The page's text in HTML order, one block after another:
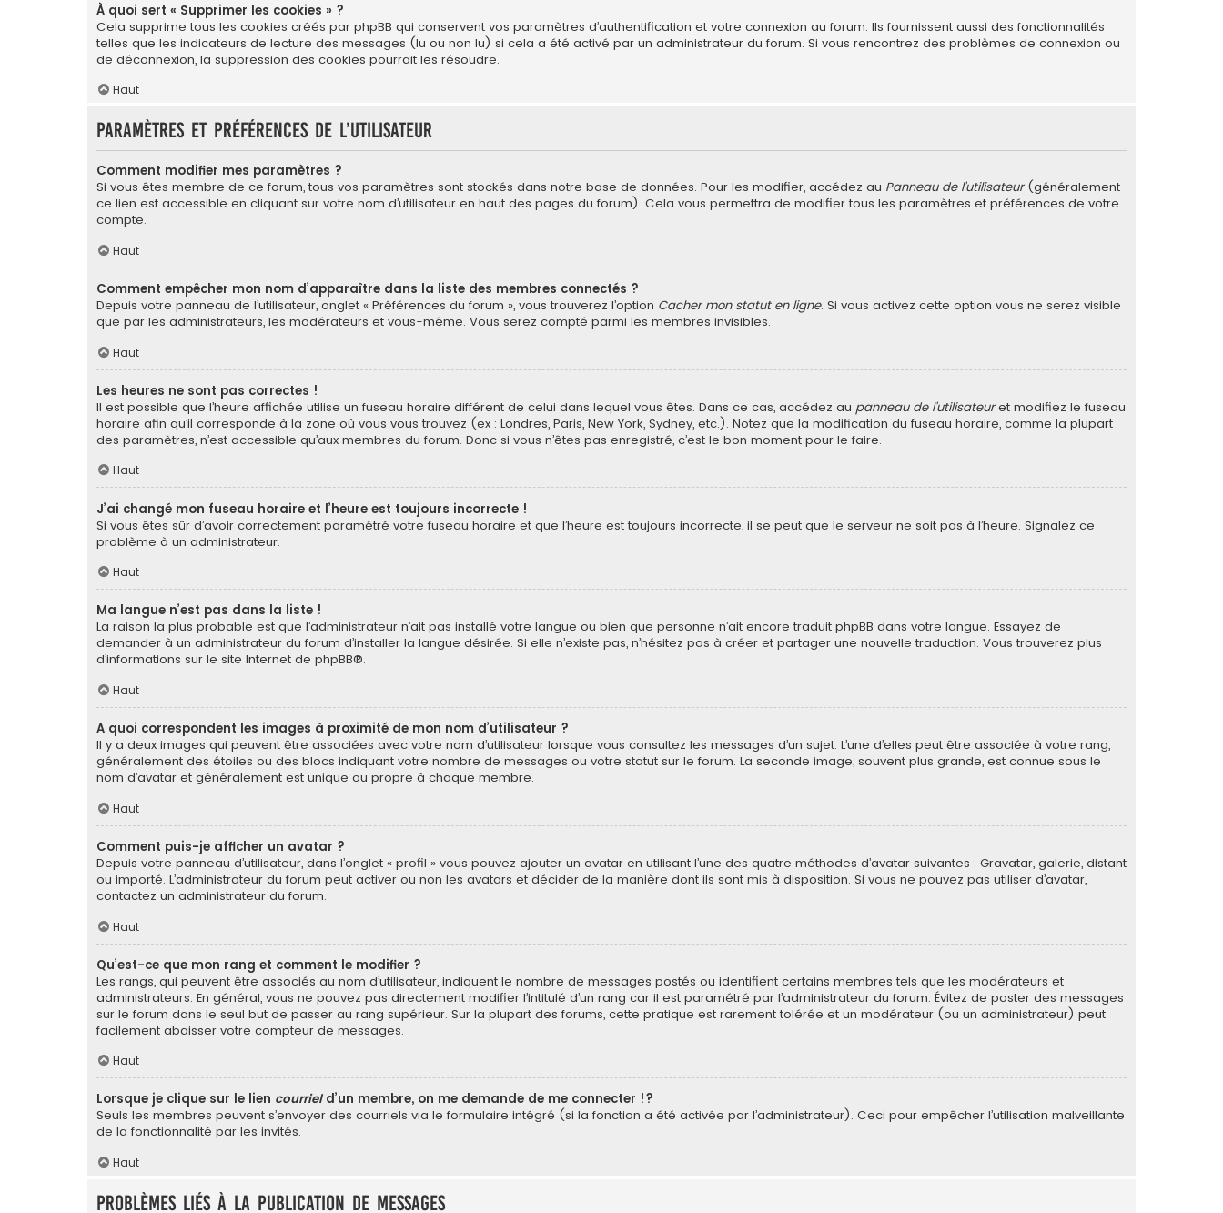
À quoi sert « Supprimer les cookies » ?
Cela supprime tous les cookies créés par phpBB qui conservent vos paramètres d’authentification et votre connexion au forum. Ils fournissent aussi des fonctionnalités
telles que les indicateurs de lecture des messages (lu ou non lu) si cela a été activé par un administrateur du forum. Si vous rencontrez des problèmes de connexion ou
de déconnexion, la suppression des cookies pourrait les résoudre.
Haut
Paramètres et préférences de l’utilisateur
Comment modifier mes paramètres ?
Si vous êtes membre de ce forum, tous vos paramètres sont stockés dans notre base de données. Pour les modifier, accédez au Panneau de l’utilisateur(généralement
ce lien est accessible en cliquant sur votre nom d’utilisateur en haut des pages du forum). Cela vous permettra de modifier tous les paramètres et préférences de votre
compte.
Haut
Comment empêcher mon nom d’apparaître dans la liste des membres connectés ?
Depuis votre panneau de l’utilisateur, onglet « Préférences du forum », vous trouverez l’option Cacher mon statut en ligne. Si vous activez cette option vous ne serez visible
que par les administrateurs, les modérateurs et vous-même. Vous serez compté parmi les membres invisibles.
Haut
Les heures ne sont pas correctes !
Il est possible que l’heure affichée utilise un fuseau horaire différent de celui dans lequel vous êtes. Dans ce cas, accédez au panneau de l’utilisateuret modifiez le fuseau
horaire afin qu’il corresponde à la zone où vous vous trouvez (ex : Londres, Paris, New York, Sydney, etc.). Notez que la modification du fuseau horaire, comme la plupart
des paramètres, n’est accessible qu’aux membres du forum. Donc si vous n’êtes pas enregistré, c’est le bon moment pour le faire.
Haut
J’ai changé mon fuseau horaire et l’heure est toujours incorrecte !
Si vous êtes sûr d’avoir correctement paramétré votre fuseau horaire et que l’heure est toujours incorrecte, il se peut que le serveur ne soit pas à l’heure. Signalez ce
problème à un administrateur.
Haut
Ma langue n’est pas dans la liste !
La raison la plus probable est que l’administrateur n’ait pas installé votre langue ou bien que personne n’ait encore traduit phpBB dans votre langue. Essayez de
demander à un administrateur du forum d’installer la langue désirée. Si elle n’existe pas, n’hésitez pas à créer et partager une nouvelle traduction. Vous trouverez plus
d’informations sur le site Internet de phpBB®.
Haut
A quoi correspondent les images à proximité de mon nom d’utilisateur ?
Il y a deux images qui peuvent être associées avec votre nom d’utilisateur lorsque vous consultez les messages d’un sujet. L’une d’elles peut être associée à votre rang,
généralement des étoiles ou des blocs indiquant votre nombre de messages ou votre statut sur le forum. La seconde image, souvent plus grande, est connue sous le
nom d’avatar et généralement est unique ou propre à chaque membre.
Haut
Comment puis-je afficher un avatar ?
Depuis votre panneau d’utilisateur, dans l’onglet « profil » vous pouvez ajouter un avatar en utilisant l’une des quatre méthodes d’avatar suivantes : Gravatar, galerie, distant
ou importé. L’administrateur du forum peut activer ou non les avatars et décider de la manière dont ils sont mis à disposition. Si vous ne pouvez pas utiliser d’avatar,
contactez un administrateur du forum.
Haut
Qu’est-ce que mon rang et comment le modifier ?
Les rangs, qui peuvent être associés au nom d’utilisateur, indiquent le nombre de messages postés ou identifient certains membres tels que les modérateurs et
administrateurs. En général, vous ne pouvez pas directement modifier l’intitulé d’un rang car il est paramétré par l’administrateur du forum. Évitez de poster des messages
sur le forum dans le seul but de passer au rang supérieur. Sur la plupart des forums, cette pratique est rarement tolérée et un modérateur (ou un administrateur) peut
facilement abaisser votre compteur de messages.
Haut
Lorsque je clique sur le lien courrield’un membre, on me demande de me connecter !?
Seuls les membres peuvent s’envoyer des courriels via le formulaire intégré (si la fonction a été activée par l’administrateur). Ceci pour empêcher l’utilisation malveillante
de la fonctionnalité par les invités.
Haut
Problèmes liés à la publication de messages